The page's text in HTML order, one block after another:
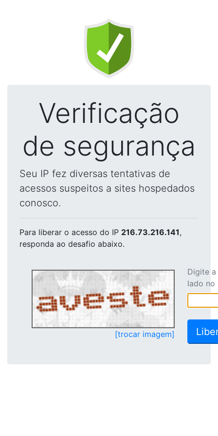
Verificação
de segurança
Seu IP fez diversas tentativas de
acessos suspeitos a sites hospedados
conosco.
Para liberar o acesso do IP 216.73.216.141,
responda ao desafio abaixo.
[trocar imagem]
Digite
lado no